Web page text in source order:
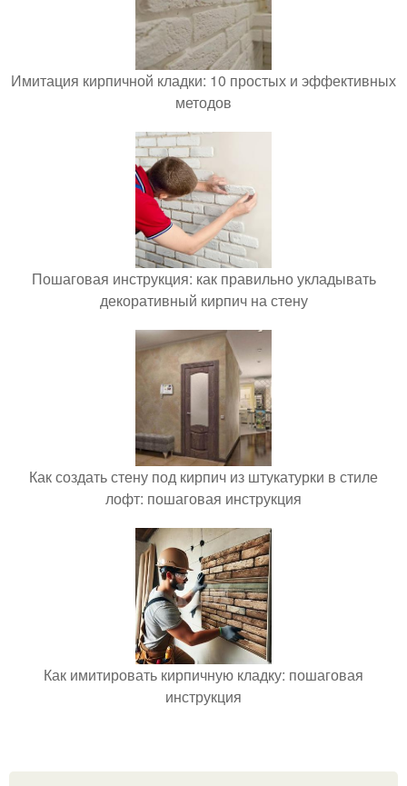
Имитация кирпичной кладки: 10 простых и эффективных
методов
Пошаговая инструкция: как правильно укладывать
декоративный кирпич на стену
Как создать стену под кирпич из штукатурки в стиле
лофт: пошаговая инструкция
Как имитировать кирпичную кладку: пошаговая
инструкция